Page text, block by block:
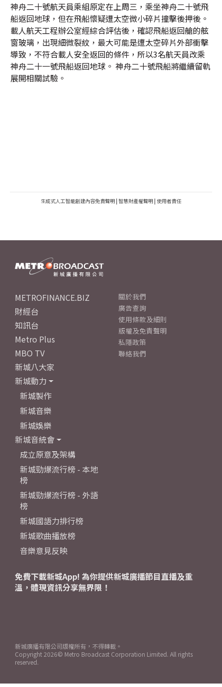
神舟二十號航天員乘組原定在上周三，乘坐神舟二十號飛
船返回地球，但在飛船懷疑遭太空微小碎片撞擊後押後。
載人航天工程辦公室經綜合評估後，確認飛船返回艙的舷
窗玻璃，出現細微裂紋，最大可能是遭太空碎片外部衝擊
導致，不符合載人安全返回的條件，所以3名航天員改乘
神舟二十一號飛船返回地球。 神舟二十號飛船將繼續留軌
展開相關試驗。
生成式人工智能創建內容免責聲明 | 智慧財產權聲明 | 使用者責任
METROFINANCE.BIZ
財經台
知訊台
Metro Plus
MBO TV
新城八大家
新城動力
新城製作
新城音樂
新城娛樂
新城音統會
成立原意及架構
新城勁爆流行榜 - 本地
榜
新城勁爆流行榜 - 外語
榜
新城國語力排行榜
新城歌曲播放榜
音樂意見反映
關於我們
廣告查詢
使用條款及細則
版權及免責聲明
私隱政策
聯絡我們
免費下載新城App! 為你提供新城廣播節目直播及重
溫，體現資訊分享無界限！
新城廣播有限公司版權所有，不得轉載。
Copyright 2026© Metro Broadcast Corporation Limited. All rights
reserved.